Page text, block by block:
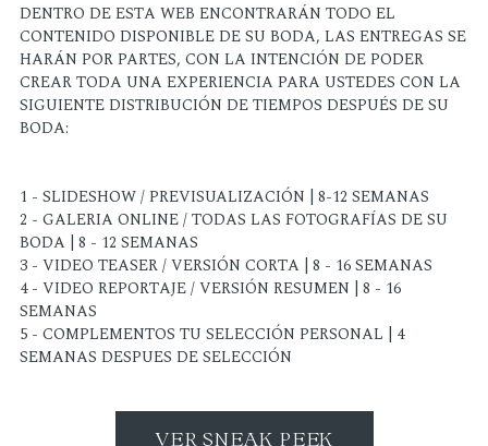
DENTRO DE ESTA WEB ENCONTRARÁN TODO EL
CONTENIDO DISPONIBLE DE SU BODA, LAS ENTREGAS SE
HARÁN POR PARTES, CON LA INTENCIÓN DE PODER
CREAR TODA UNA EXPERIENCIA PARA USTEDES CON LA
SIGUIENTE DISTRIBUCIÓN DE TIEMPOS DESPUÉS DE SU
BODA:
1 - SLIDESHOW / PREVISUALIZACIÓN | 8-12 SEMANAS
2 - GALERIA ONLINE / TODAS LAS FOTOGRAFÍAS DE SU
BODA | 8 - 12 SEMANAS
3 - VIDEO TEASER / VERSIÓN CORTA | 8 - 16 SEMANAS
4 - VIDEO REPORTAJE / VERSIÓN RESUMEN | 8 - 16
SEMANAS
5 - COMPLEMENTOS TU SELECCIÓN PERSONAL | 4
SEMANAS DESPUES DE SELECCIÓN
VER SNEAK PEEK